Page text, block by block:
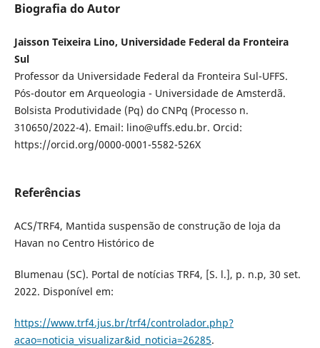
Biografia do Autor
Jaisson Teixeira Lino, Universidade Federal da Fronteira
Sul
Professor da Universidade Federal da Fronteira Sul-UFFS.
Pós-doutor em Arqueologia - Universidade de Amsterdã.
Bolsista Produtividade (Pq) do CNPq (Processo n.
310650/2022-4). Email: lino@uffs.edu.br. Orcid:
https://orcid.org/0000-0001-5582-526X
Referências
ACS/TRF4, Mantida suspensão de construção de loja da
Havan no Centro Histórico de
Blumenau (SC). Portal de notícias TRF4, [S. l.], p. n.p, 30 set.
2022. Disponível em:
https://www.trf4.jus.br/trf4/controlador.php?
acao=noticia_visualizar&id_noticia=26285.